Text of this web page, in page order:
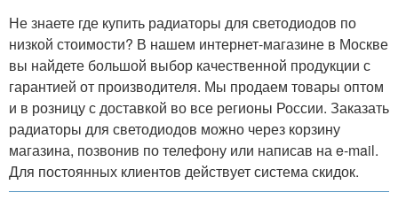
Не знаете где купить радиаторы для светодиодов по
низкой стоимости? В нашем интернет-магазине в Москве
вы найдете большой выбор качественной продукции с
гарантией от производителя. Мы продаем товары оптом
и в розницу с доставкой во все регионы России. Заказать
радиаторы для светодиодов можно через корзину
магазина, позвонив по телефону или написав на e-mail.
Для постоянных клиентов действует система скидок.